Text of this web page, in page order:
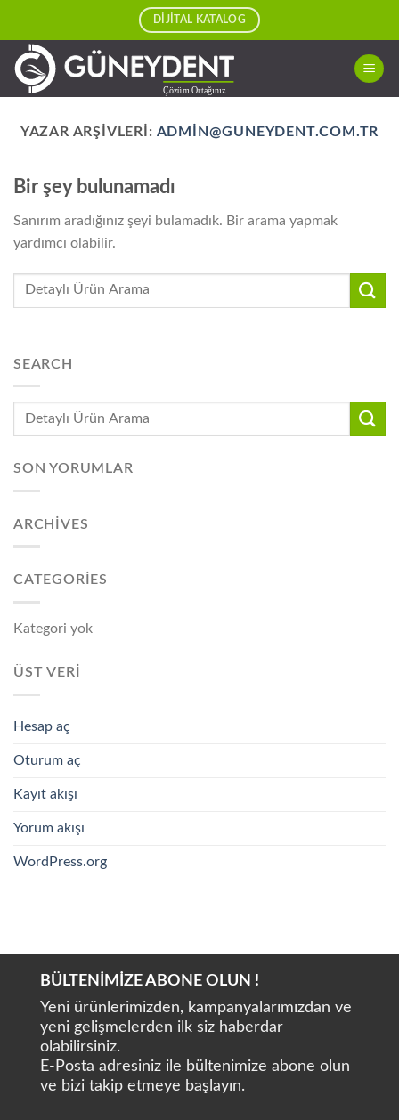
content
DİJİTAL KATALOG
YAZAR ARŞIVLERI: ADMIN@GUNEYDENT.COM.TR
Bir şey bulunamadı
Sanırım aradığınız şeyi bulamadık. Bir arama yapmak
yardımcı olabilir.
SEARCH
SON YORUMLAR
ARCHIVES
CATEGORIES
Kategori yok
ÜST VERI
Hesap aç
Oturum aç
Kayıt akışı
Yorum akışı
WordPress.org
BÜLTENİMİZE ABONE OLUN !
Yeni ürünlerimizden, kampanyalarımızdan ve
yeni gelişmelerden ilk siz haberdar
olabilirsiniz.
E-Posta adresiniz ile bültenimize abone olun
ve bizi takip etmeye başlayın.